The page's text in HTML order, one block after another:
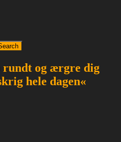
rundt og ærgre dig
hele dagen«